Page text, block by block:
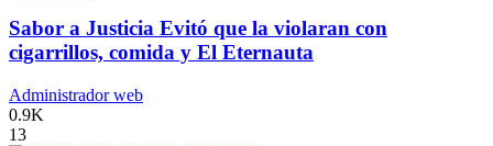
Sabor a Justicia Evitó que la violaran con
cigarrillos, comida y El Eternauta
Administrador web
0.9K
13